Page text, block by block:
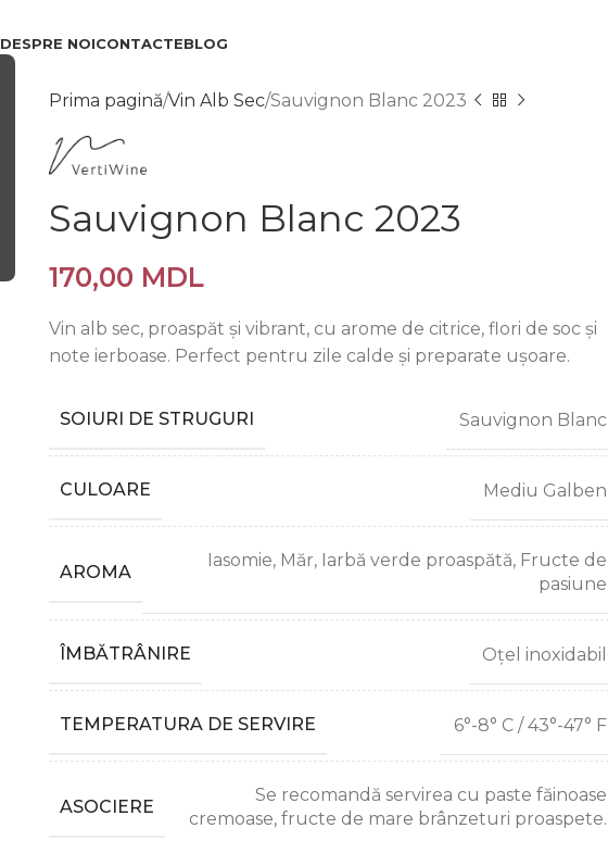
DESPRE NOICONTACTEBLOG
Prima pagină Vin Alb Sec Sauvignon Blanc 2023
Sauvignon Blanc 2023
170,00 MDL
Vin alb sec, proaspăt și vibrant, cu arome de citrice, flori de soc și
note ierboase. Perfect pentru zile calde și preparate ușoare.
SOIURI DE STRUGURI Sauvignon Blanc
CULOARE Mediu Galben
AROMA
Iasomie, Măr, Iarbă verde proaspătă, Fructe de
pasiune
ÎMBĂTRÂNIRE Oțel inoxidabil
TEMPERATURA DE SERVIRE 6°-8° C / 43°-47° F
ASOCIERE
Se recomandă servirea cu paste făinoase
cremoase, fructe de mare brânzeturi proaspete.